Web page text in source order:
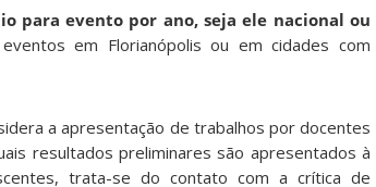
para evento por ano, seja ele nacional ou
em Florianópolis ou em cidades com
a apresentação de trabalhos por docentes
resultados preliminares são apresentados à
trata-se do contato com a crítica de